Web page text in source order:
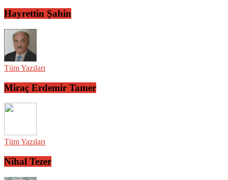
Hayrettin Şahin
Tüm Yazıları
Miraç Erdemir Tamer
Tüm Yazıları
Nihal Tezer